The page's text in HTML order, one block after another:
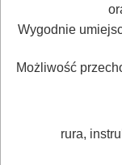
NARZĘDZIA
Wygodnie
Możliwość
rura,